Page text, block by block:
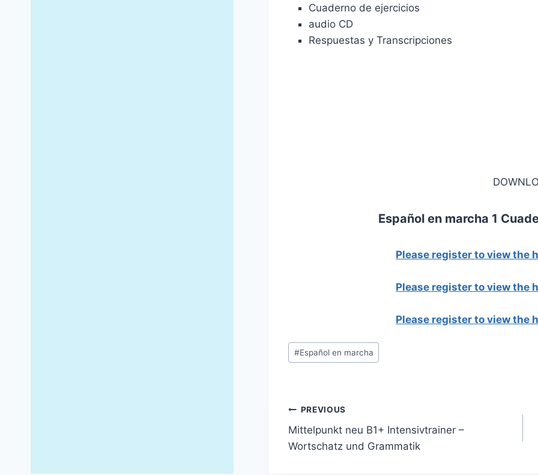
Cuaderno de ejercicios
audio CD
Respuestas y Transcripciones
Español en marcha 1
Please register to view the
Please register to view the
Please register to view the
Post
Tags:
#Español en marcha
Post
navigation
PREVIOUS
Mittelpunkt neu B1+ Intensivtrainer –
Wortschatz und Grammatik